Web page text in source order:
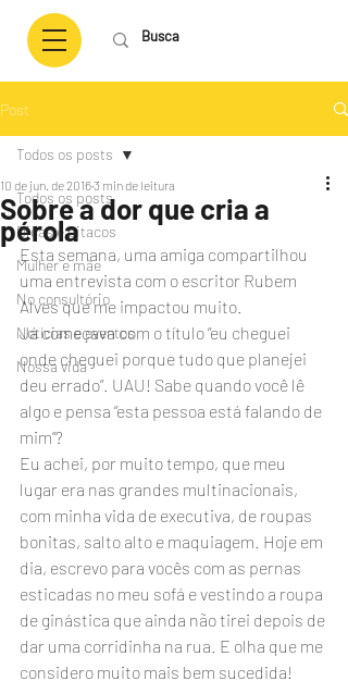
Post
Todos os posts
Dicas e pitacos
Mulher e mãe
No consultório
Notícias e eventos
Nossa vida
Todos os posts
Sobre a dor que cria a
pérola
10 de jun. de 20163 min de leitura
Esta semana, uma amiga compartilhou
uma entrevista com o escritor Rubem
Alves que me impactou muito.
Já começava com o título “eu cheguei
onde cheguei porque tudo que planejei
deu errado”. UAU! Sabe quando você lê
algo e pensa “esta pessoa está falando de
mim”?
Eu achei, por muito tempo, que meu
lugar era nas grandes multinacionais,
com minha vida de executiva, de roupas
bonitas, salto alto e maquiagem. Hoje em
dia, escrevo para vocês com as pernas
esticadas no meu sofá e vestindo a roupa
de ginástica que ainda não tirei depois de
dar uma corridinha na rua. E olha que me
considero muito mais bem sucedida!